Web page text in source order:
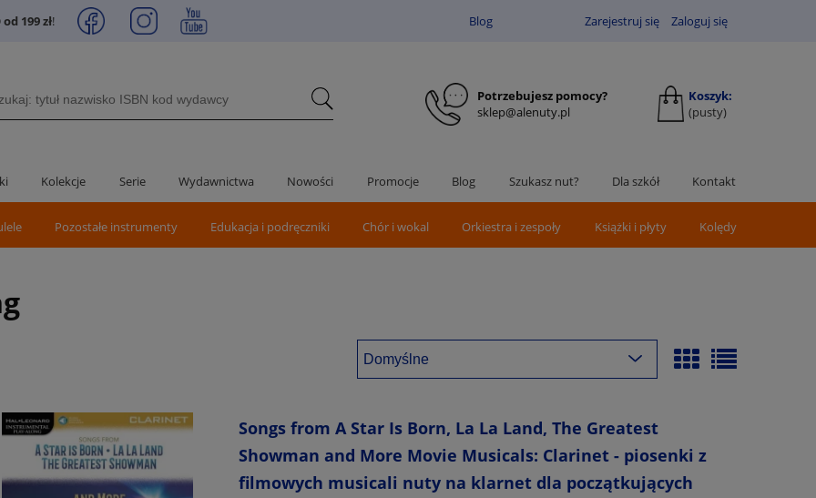
199 zł! Blog Zarejestruj się Zaloguj się
Potrzebujesz pomocy?
sklep@alenuty.pl
Koszyk:
(pusty)
Kolekcje Serie Wydawnictwa Nowości Promocje Blog Szukasz nut? Dla szkół Kontakt
Pozostałe instrumenty Edukacja i podręczniki Chór i wokal Orkiestra i zespoły Książki i płyty Kolędy
Songs from A Star Is Born, La La Land, The Greatest
Showman and More Movie Musicals: Clarinet - piosenki z
filmowych musicali nuty na klarnet dla początkujących